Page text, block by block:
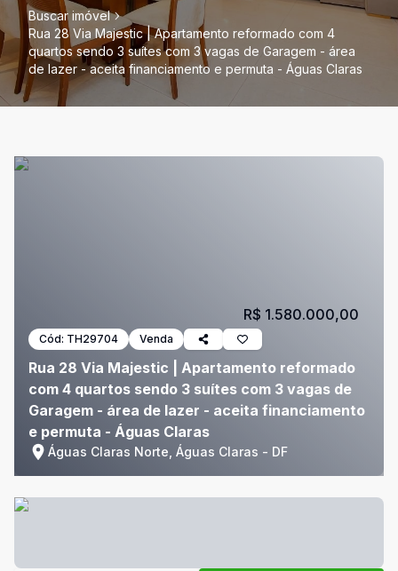
Buscar imóvel
Rua 28 Via Majestic | Apartamento reformado com 4
quartos sendo 3 suítes com 3 vagas de Garagem - área
de lazer - aceita financiamento e permuta - Águas Claras
Cód: TH29704 Venda
Rua 28 Via Majestic | Apartamento reformado
com 4 quartos sendo 3 suítes com 3 vagas de
Garagem - área de lazer - aceita financiamento
e permuta - Águas Claras
Águas Claras Norte, Águas Claras - DF
R$ 1.580.000,00